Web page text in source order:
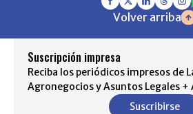
Volver arriba
Suscripción impresa
Reciba los periódicos impresos de
Agronegocios y Asuntos Legales +
Suscribirse